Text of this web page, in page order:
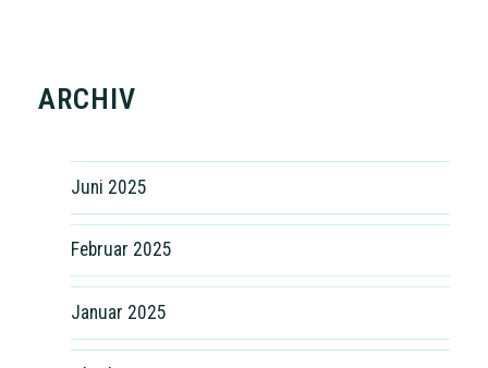
ARCHIV
Juni 2025
Februar 2025
Januar 2025